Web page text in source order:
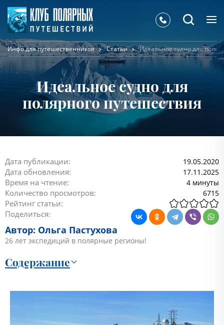
Инфо для путешественников Статьи Идеальное судно для
Идеальное судно для
полярного путешествия
Автор: Ольга Пастухова
26 лет экспедиций в полярные регионы!
Содержание
Дата публикации: 19.05.2020
Дата обновления: 17.11.2025
Время на чтение: 4 минуты
Количество просмотров: 6715
Рейтинг статьи:
Поделиться: